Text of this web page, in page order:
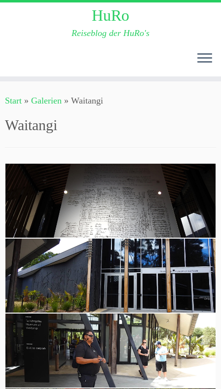
Inhalt
HuRo
Reiseblog der HuRo's
Start » Galerien » Waitangi
Waitangi
Vertrag von Waitangi
Museum des Waitangi Treaty Ground